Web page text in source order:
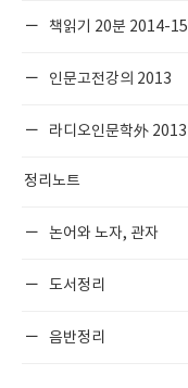
책읽기 20분 2014-15
인문고전강의 2013
라디오인문학外 2013
정리노트
논어와 노자, 관자
도서정리
음반정리